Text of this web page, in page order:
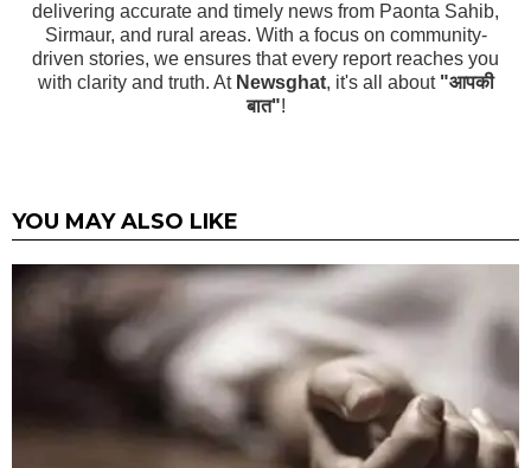
delivering accurate and timely news from Paonta Sahib,
Sirmaur, and rural areas. With a focus on community-
driven stories, we ensures that every report reaches you
with clarity and truth. At Newsghat, it's all about "आपकी
बात"!
YOU MAY ALSO LIKE